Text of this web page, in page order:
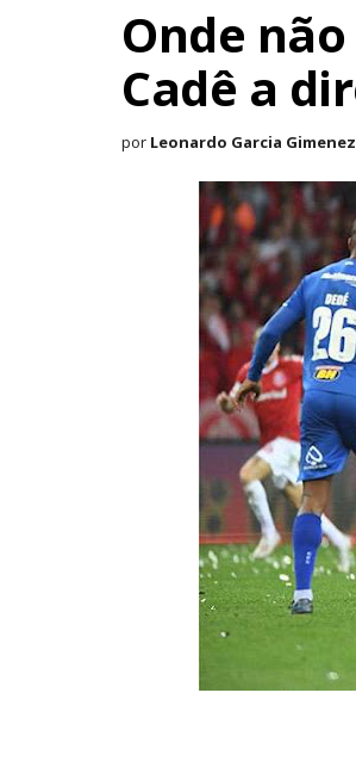
Onde
Cadê a
por Leonardo Garcia Gimenez